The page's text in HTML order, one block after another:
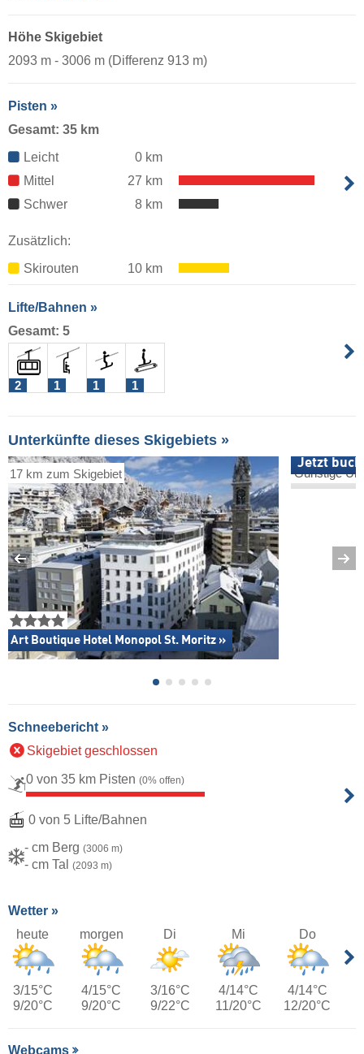
Höhe Skigebiet
2093 m - 3006 m (Differenz 913 m)
Pisten »
Gesamt: 35 km
Leicht
0 km
Mittel
27 km
Schwer
8 km
Zusätzlich:
Skirouten
10 km
Lifte/Bahnen »
Gesamt: 5
2 1 1 1
Unterkünfte dieses Skigebiets »
17 km zum Skigebiet
Art Boutique Hotel Monopol St. Moritz »
Günstige
Jetzt
Schneebericht »
Skigebiet geschlossen
0 von 35 km Pisten (0% offen)
0 von 5 Lifte/Bahnen
- cm Berg (3006 m)
- cm Tal (2093 m)
Wetter »
heute
3/15°C
9/20°C
morgen
4/15°C
9/20°C
Di
3/16°C
9/22°C
Mi
4/14°C
11/20°C
Do
4/14°C
12/20°C
Webcams